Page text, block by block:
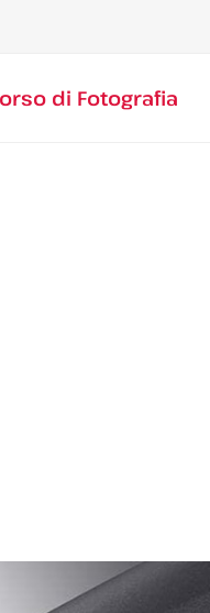
di Fotografia